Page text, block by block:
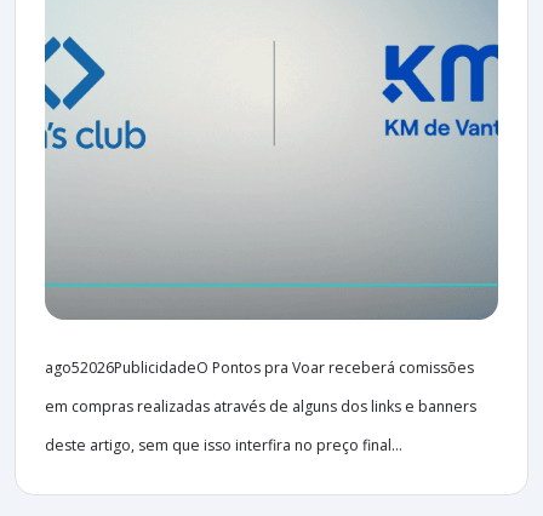
ago52026PublicidadeO Pontos pra Voar receberá comissões
em compras realizadas através de alguns dos links e banners
deste artigo, sem que isso interfira no preço final...